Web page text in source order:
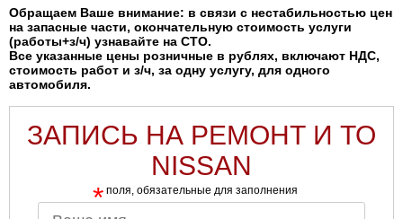
Обращаем Ваше внимание: в связи с нестабильностью цен
на запасные части, окончательную стоимость услуги
(работы+з/ч) узнавайте на СТО.
Все указанные цены розничные в рублях, включают НДС,
стоимость работ и з/ч, за одну услугу, для одного
автомобиля.
ЗАПИСЬ НА РЕМОНТ И ТО
NISSAN
* поля, обязательные для заполнения